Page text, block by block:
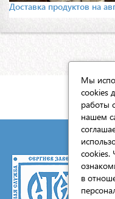
Доставка продуктов на
Мы
cookies
работы
нашем
cookies.
в